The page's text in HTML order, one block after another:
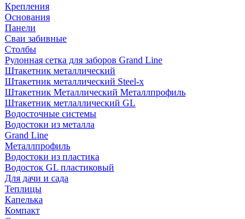
Крепления
Основания
Панели
Сваи забивные
Столбы
Рулонная сетка для заборов Grand Line
Штакетник металлический
Штакетник металлический Steel-x
Штакетник Металлический Металлпрофиль
Штакетник метлаллический GL
Водосточные системы
Водостоки из металла
Grand Line
Металлпрофиль
Водостоки из пластика
Водосток GL пластиковый
Для дачи и сада
Теплицы
Капелька
Компакт